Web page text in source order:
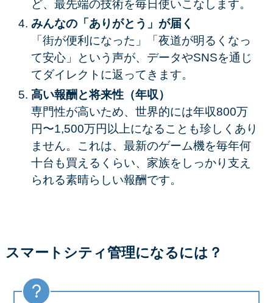
ど、最先端の技術を毎日使いこなします。
みんなの「ありがとう」が届く
「街が便利になった」「夜道が明るくなっ
て安心」という声が、データやSNSを通じ
てダイレクトに返ってきます。
高い報酬と将来性（年収）
専門性が高いため、世界的には年収800万
円〜1,500万円以上になることも珍しくあり
ません。これは、最新のゲーム機を毎年何
十台も買えるくらい、家族をしっかり支え
られる素晴らしい報酬です。
スマートシティ管理になるには？